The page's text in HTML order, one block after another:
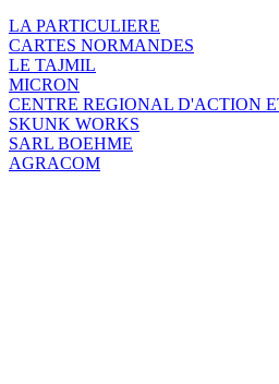
LA PARTICULIERE
CARTES NORMANDES
LE TAJMIL
MICRON
CENTRE REGIONAL D'ACTION
SKUNK WORKS
SARL BOEHME
AGRACOM